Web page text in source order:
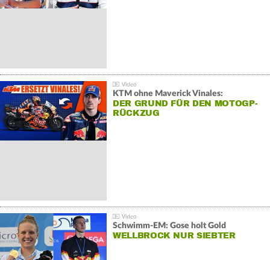
KTM ohne Maverick Vinales:
DER GRUND FÜR DEN MOTOGP-
RÜCKZUG
Schwimm-EM: Gose holt Gold
WELLBROCK NUR SIEBTER